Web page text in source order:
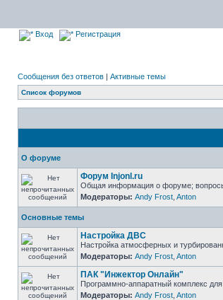
Вход Регистрация
Сообщения без ответов | Активные темы
Список форумов
О форуме
Форум Injonl.ru
Общая информация о форуме;
Модераторы: Andy Frost Anton
Основные темы
Настройка ДВС
Настройка атмосферных и
Модераторы: Andy Frost Anton
ПАК "Инжектор Онлайн"
Программно-аппаратный комплекс
Модераторы: Andy Frost Anton